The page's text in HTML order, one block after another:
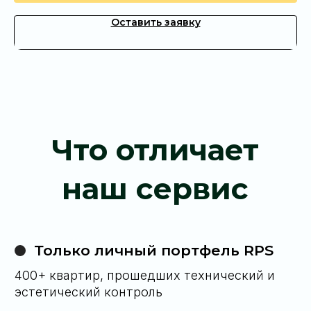
Оставить заявку
решаем вопросы быстрее, чем они